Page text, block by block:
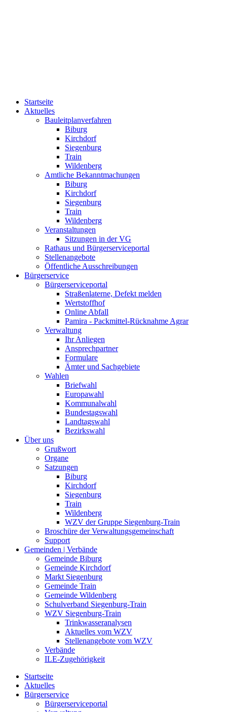
Startseite
Aktuelles
Bauleitplanverfahren
Biburg
Kirchdorf
Siegenburg
Train
Wildenberg
Amtliche Bekanntmachungen
Biburg
Kirchdorf
Siegenburg
Train
Wildenberg
Veranstaltungen
Sitzungen in der VG
Rathaus und Bürgerserviceportal
Stellenangebote
Öffentliche Ausschreibungen
Bürgerservice
Bürgerserviceportal
Straßenlaterne, Defekt melden
Wertstoffhof
Online Abfall
Pamira - Packmittel-Rücknahme Agrar
Verwaltung
Ihr Anliegen
Ansprechpartner
Formulare
Ämter und Sachgebiete
Wahlen
Briefwahl
Europawahl
Kommunalwahl
Bundestagswahl
Landtagswahl
Bezirkswahl
Über uns
Grußwort
Organe
Satzungen
Biburg
Kirchdorf
Siegenburg
Train
Wildenberg
WZV der Gruppe Siegenburg-Train
Broschüre der Verwaltungsgemeinschaft
Support
Gemeinden | Verbände
Gemeinde Biburg
Gemeinde Kirchdorf
Markt Siegenburg
Gemeinde Train
Gemeinde Wildenberg
Schulverband Siegenburg-Train
WZV Siegenburg-Train
Trinkwasseranalysen
Aktuelles vom WZV
Stellenangebote vom WZV
Verbände
ILE-Zugehörigkeit
Startseite
Aktuelles
Bürgerservice
Bürgerserviceportal